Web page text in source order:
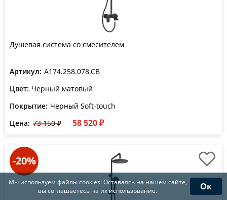
Душевая система со смесителем
Артикул: A174.258.078.CB
Цвет: Черный матовый
Покрытие: Черный Soft-touch
Цена: 73 150 ₽ 58 520 ₽
-20%
Мы используем файлыcookies! Оставаясь на нашем сайте,
вы соглашаетесь на их использование.
Ок